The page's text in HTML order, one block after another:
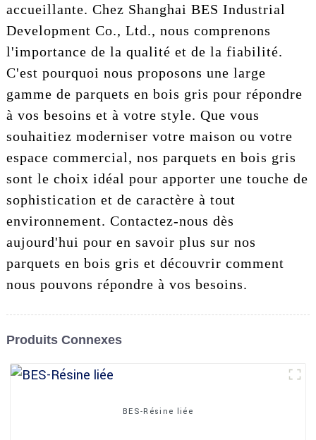
accueillante. Chez Shanghai BES Industrial
Development Co., Ltd., nous comprenons
l'importance de la qualité et de la fiabilité.
C'est pourquoi nous proposons une large
gamme de parquets en bois gris pour répondre
à vos besoins et à votre style. Que vous
souhaitiez moderniser votre maison ou votre
espace commercial, nos parquets en bois gris
sont le choix idéal pour apporter une touche de
sophistication et de caractère à tout
environnement. Contactez-nous dès
aujourd'hui pour en savoir plus sur nos
parquets en bois gris et découvrir comment
nous pouvons répondre à vos besoins.
Produits Connexes
BES-Résine liée